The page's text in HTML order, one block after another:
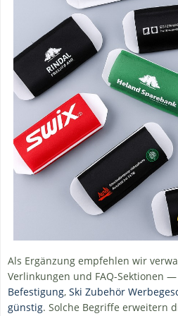
Als Ergänzung empfehlen wir
Verlinkungen und FAQ-Sektionen
Befestigung, Ski Zubehör
günstig. Solche Begriffe erweitern